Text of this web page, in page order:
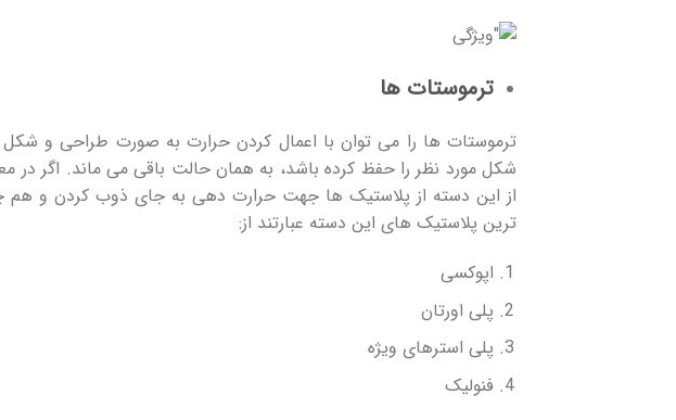
ترموستات ها
ترموستات ها را می توان با اعمال کردن حرارت به صورت طراحی و شکل
شکل مورد نظر را حفظ کرده باشد، به همان حالت باقی می ماند. اگر در
از این دسته از پلاستیک ها جهت حرارت دهی به جای ذوب کردن و هم
ترین پلاستیک های این دسته عبارتند از:
اپوکسی
پلی اورتان
پلی استرهای ویژه
فنولیک